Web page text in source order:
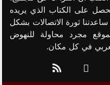
على الكتاب الذي يريده
ثورة الاتصالات بشكل
مجرد محاولة للنهوض
في كل مكان.